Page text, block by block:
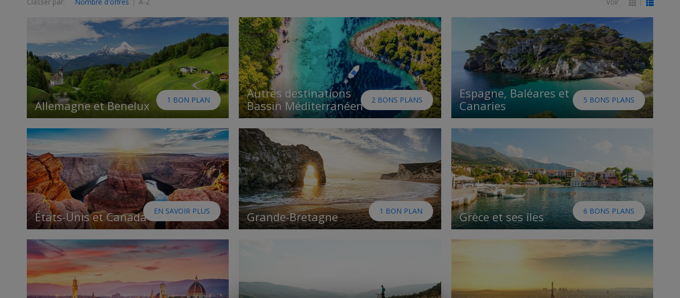
Allemagne et Benelux 1 BON PLAN
Autres destinations
Bassin Méditerranéen
2 BONS PLANS
Espagne, Baléares et
Canaries
5 BONS PLANS
États-Unis et Canada EN SAVOIR PLUS Grande-Bretagne 1 BON PLAN Grèce et ses îles 6 BONS PLANS